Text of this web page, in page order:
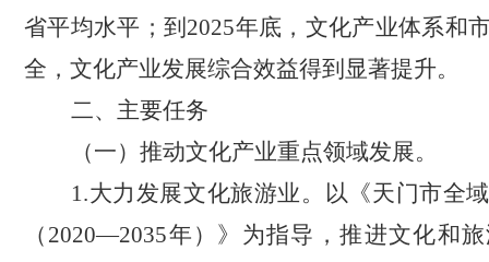
省平均水平；到2025年底，文化产业体系和
全，文化产业发展综合效益得到显著提升。
二、主要任务
（一）推动文化产业重点领域发展。
1.大力发展文化旅游业。以《天门市全
（ 2020—2035年）》为指导 ，推进文化和